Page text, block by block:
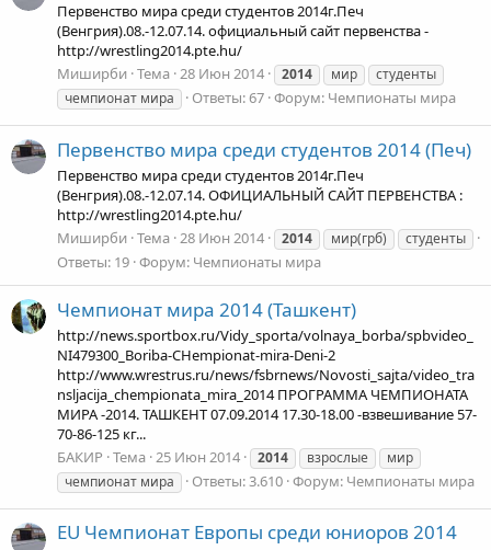
Первенство мира среди студентов 2014г.Печ
(Венгрия).08.-12.07.14. официальный сайт первенства -
http://wrestling2014.pte.hu/
Миширби Тема 28 Июн 2014 2014 мир
студенты
чемпионат мира
Ответы: 67 Форум: Чемпионаты мира
Первенство мира среди студентов 2014 (Печ)
Первенство мира среди студентов 2014г.Печ
(Венгрия).08.-12.07.14. ОФИЦИАЛЬНЫЙ САЙТ ПЕРВЕНСТВА :
http://wrestling2014.pte.hu/
Миширби Тема 28 Июн 2014 2014 мир(грб) студенты
Ответы: 19 Форум: Чемпионаты мира
Чемпионат мира 2014 (Ташкент)
http://news.sportbox.ru/Vidy_sporta/volnaya_borba/spbvideo_
NI479300_Boriba-CHempionat-mira-Deni-2
http://www.wrestrus.ru/news/fsbrnews/Novosti_sajta/video_tra
nsljacija_chempionata_mira_2014 ПРОГРАММА ЧЕМПИОНАТА
МИРА -2014. ТАШКЕНТ 07.09.2014 17.30-18.00 -взвешивание 57-
70-86-125 кг...
БАКИР Тема 25 Июн 2014 2014 взрослые
мир
чемпионат мира
Ответы: 3.610 Форум: Чемпионаты мира
EU Чемпионат Европы среди юниоров 2014